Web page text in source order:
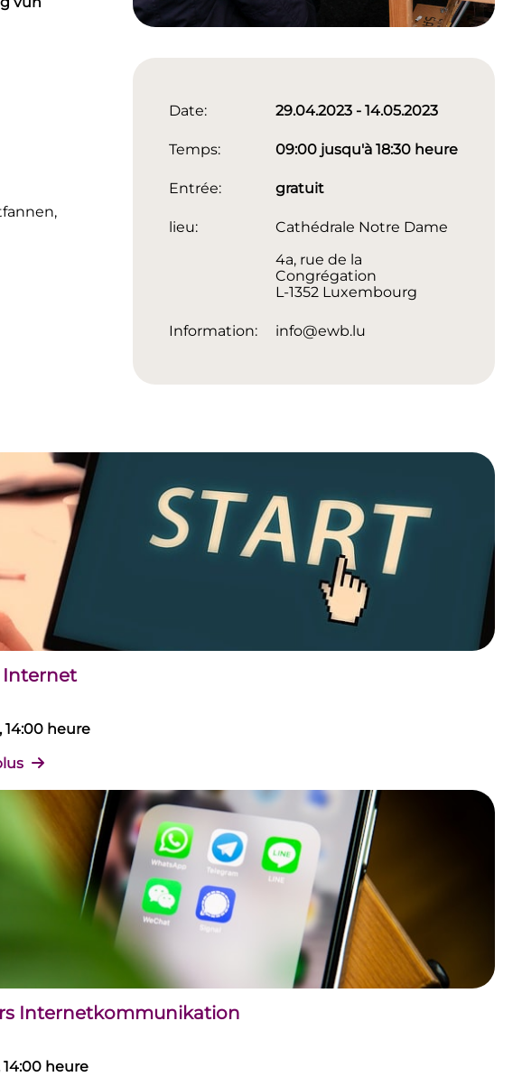
Date: 29.04.2023 - 14.05.2023
Temps: 09:00 jusqu'à 18:30 heure
Entrée: gratuit
lieu:
Cathédrale Notre Dame
4a, rue de la
Congrégation
L-1352 Luxembourg
Information: info@ewb.lu
Internet
14:00 heure
Internetkommunikation
14:00 heure